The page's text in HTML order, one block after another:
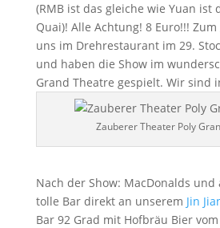
(RMB ist das gleiche wie Yuan ist
Quai)! Alle Achtung! 8 Euro!!!
uns im Drehrestaurant im 29.
und haben die Show im
Grand Theatre gespielt. Wir sind
Zauberer Theater Poly
Nach der Show: MacDonalds
tolle Bar direkt an unserem Jin
Bar 92 Grad mit Hofbräu Bier